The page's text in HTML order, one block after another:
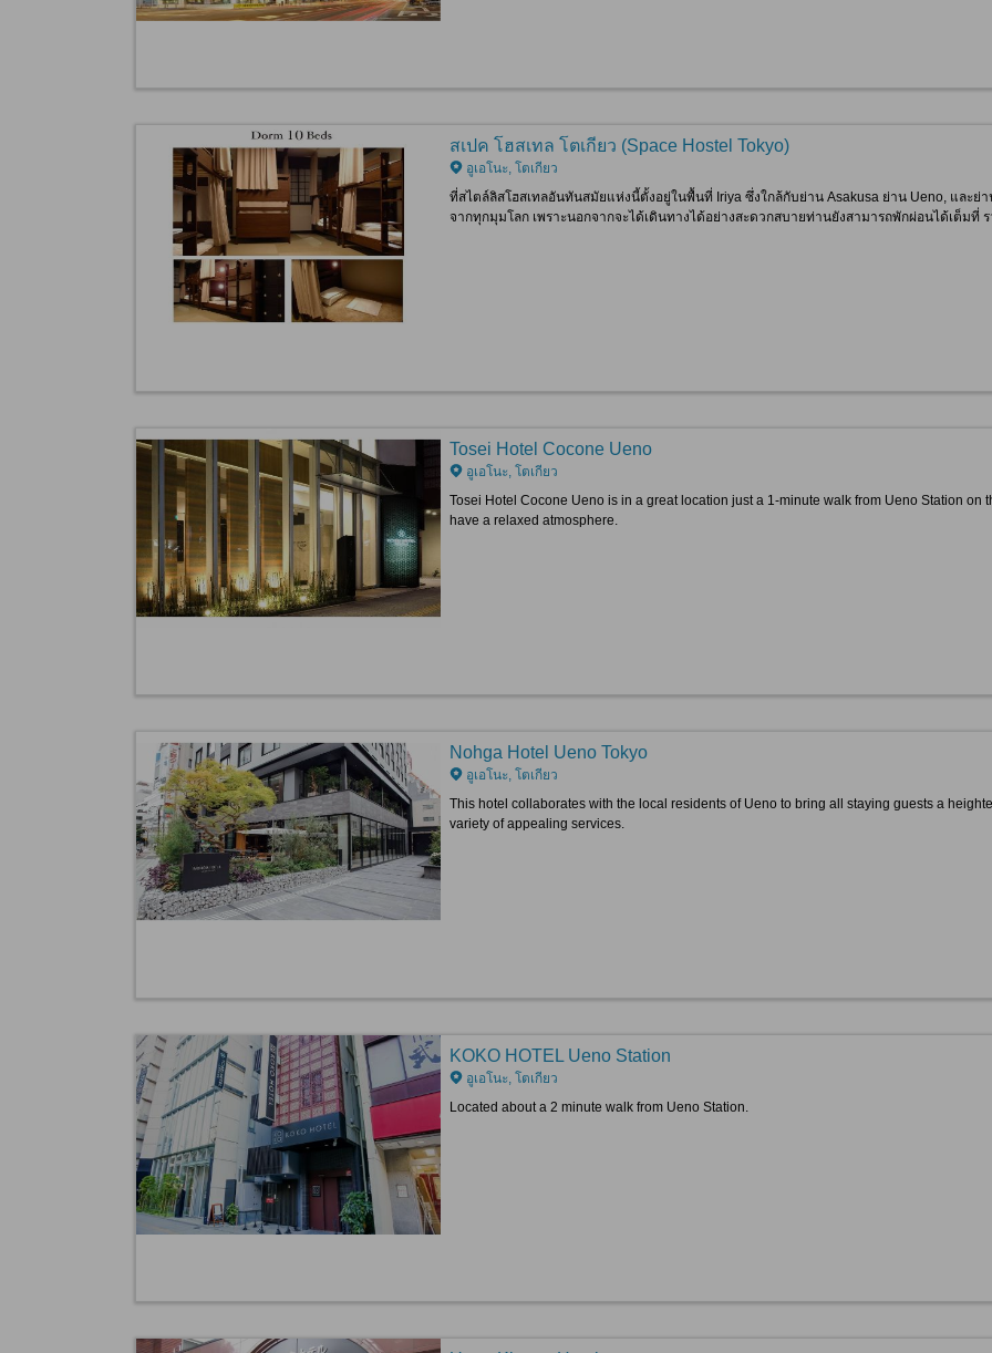
สเปค โฮสเทล โตเกียว (Space Hostel Tokyo)
อูเอโนะ, โตเกียว
ที่สไตล์ลิสโฮสเทลอันทันสมัยแห่งนี้ตั้งอยู่ในพื้นที่ Iriya ซึ่งใกล้กับย่าน Asakusa ย่าน Ueno, และย่
จากทุกมุมโลก เพราะนอกจากจะได้เดินทางได้อย่างสะดวกสบายท่านยังสามารถพักผ่อนได้เต็ม
Tosei Hotel Cocone Ueno
อูเอโนะ, โตเกียว
Tosei Hotel Cocone Ueno is in a great location just a 1-minute walk from Ueno Station on
have a relaxed atmosphere.
Nohga Hotel Ueno Tokyo
อูเอโนะ, โตเกียว
This hotel collaborates with the local residents of Ueno to bring all staying guests a
variety of appealing services.
KOKO HOTEL Ueno Station
อูเอโนะ, โตเกียว
Located about a 2 minute walk from Ueno Station.